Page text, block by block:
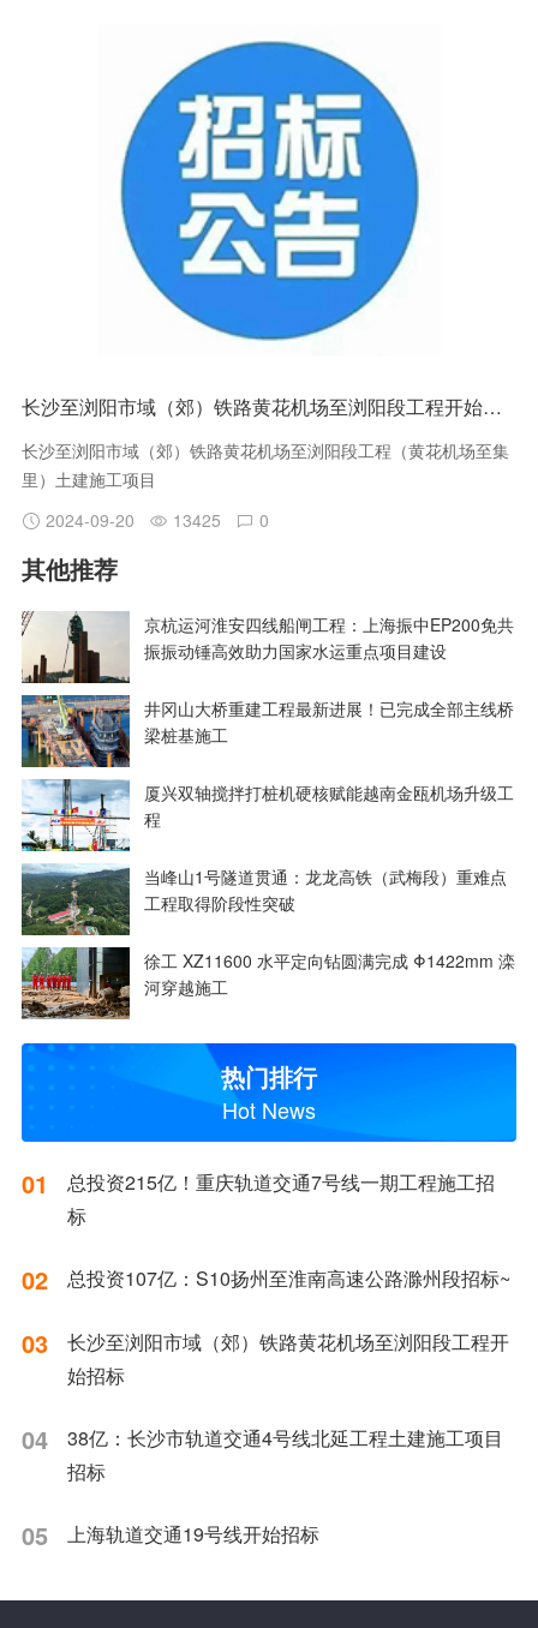
长沙至浏阳市域（郊）铁路黄花机场至浏阳段工程开始招标
长沙至浏阳市域（郊）铁路黄花机场至浏阳段工程（黄花机场至集
里）土建施工项目
2024-09-20
13425 0
其他推荐
京杭运河淮安四线船闸工程：上海振中EP200免共
振振动锤高效助力国家水运重点项目建设
井冈山大桥重建工程最新进展！已完成全部主线桥
梁桩基施工
厦兴双轴搅拌打桩机硬核赋能越南金瓯机场升级工
程
当峰山1号隧道贯通：龙龙高铁（武梅段）重难点
工程取得阶段性突破
徐工 XZ11600 水平定向钻圆满完成 Φ1422mm 滦
河穿越施工
热门排行
Hot News
01
总投资215亿！重庆轨道交通7号线一期工程施工招
标
02 总投资107亿：S10扬州至淮南高速公路滁州段招标~
03
长沙至浏阳市域（郊）铁路黄花机场至浏阳段工程开
始招标
04
38亿：长沙市轨道交通4号线北延工程土建施工项目
招标
05 上海轨道交通19号线开始招标